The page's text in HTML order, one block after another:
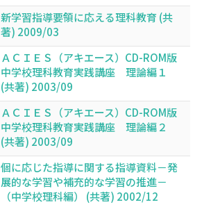
新学習指導要領に応える理科教育 (共
著) 2009/03
ＡＣＩＥＳ（アキエース）CD-ROM版
中学校理科教育実践講座 理論編１
(共著) 2003/09
ＡＣＩＥＳ（アキエース）CD-ROM版
中学校理科教育実践講座 理論編２
(共著) 2003/09
個に応じた指導に関する指導資料－発
展的な学習や補充的な学習の推進－
（中学校理科編） (共著) 2002/12